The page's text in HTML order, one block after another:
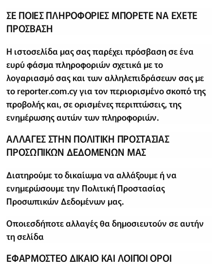
ΣΕ ΠΟΙΕΣ ΠΛΗΡΟΦΟΡΙΕΣ ΜΠΟΡΕΤΕ ΝΑ ΕΧΕΤΕ
ΠΡΟΣΒΑΣΗ
Η ιστοσελίδα μας σας παρέχει πρόσβαση σε ένα
ευρύ φάσμα πληροφοριών σχετικά με το
λογαριασμό σας και των αλληλεπιδράσεων σας με
το reporter.com.cy για τον περιορισμένο σκοπό της
προβολής και, σε ορισμένες περιπτώσεις, της
ενημέρωσης αυτών των πληροφοριών.
ΑΛΛΑΓΕΣ ΣΤΗΝ ΠΟΛΙΤΙΚΗ ΠΡΟΣΤΑΣΙΑΣ
ΠΡΟΣΩΠΙΚΩΝ ΔΕΔΟΜΕΝΩΝ ΜΑΣ
Διατηρούμε το δικαίωμα να αλλάξουμε ή να
ενημερώσουμε την Πολιτική Προστασίας
Προσωπικών Δεδομένων μας.
Οποιεσδήποτε αλλαγές θα δημοσιευτούν σε αυτήν
τη σελίδα
ΕΦΑΡΜΟΣΤΕΟ ΔΙΚΑΙΟ ΚΑΙ ΛΟΙΠΟΙ ΟΡΟΙ